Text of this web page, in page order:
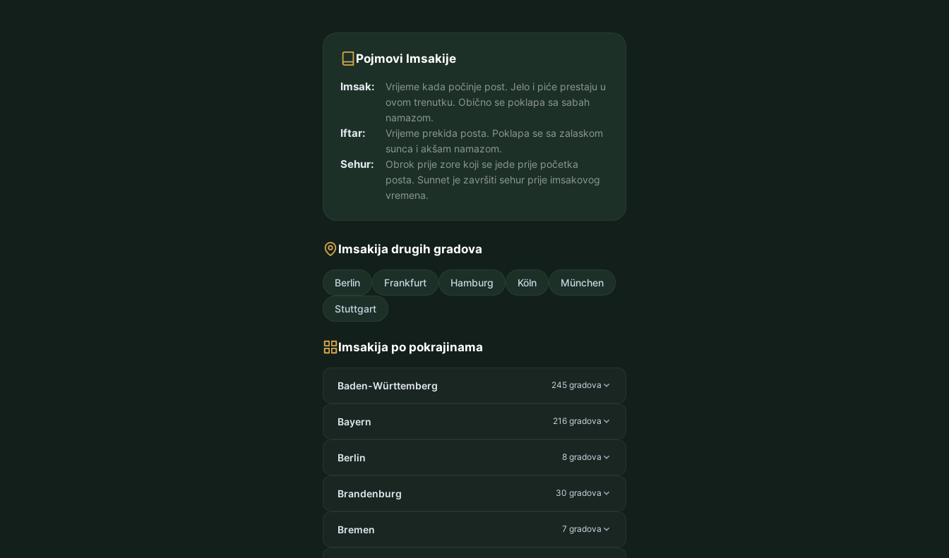
Pojmovi Imsakije
Imsak:
Vrijeme kada počinje post. Jelo i piće prestaju u
ovom trenutku. Obično se poklapa sa sabah
namazom.
Iftar:
Vrijeme prekida posta. Poklapa se sa zalaskom
sunca i akšam namazom.
Sehur:
Obrok prije zore koji se jede prije početka
posta. Sunnet je završiti sehur prije imsakovog
vremena.
Imsakija drugih gradova
Berlin Frankfurt Hamburg Köln München
Stuttgart
Imsakija po pokrajinama
Baden-Württemberg 245 gradova
Bayern 216 gradova
Berlin 8 gradova
Brandenburg 30 gradova
Bremen 7 gradova